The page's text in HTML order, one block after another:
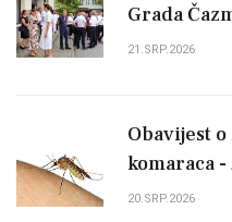
Grada
21.SRP.2026
Obavijest
komaraca
20.SRP.2026